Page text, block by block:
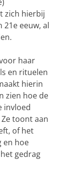
zich hierbij
eeuw, al
haar
en rituelen
hierin
zien hoe de
invloed
toont aan
of het
en hoe
gedrag